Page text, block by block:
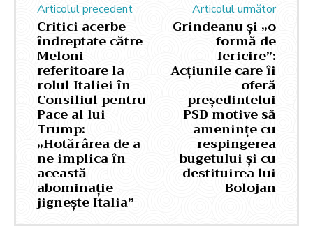
Articolul precedent
Critici acerbe
îndreptate către
Meloni
referitoare la
rolul Italiei în
Consiliul pentru
Pace al lui
Trump:
„Hotărârea de a
ne implica în
această
abominație
jignește Italia”
Articolul următor
Grindeanu și „o
formă de
fericire”:
Acțiunile care îi
oferă
președintelui
PSD motive să
amenințe cu
respingerea
bugetului și cu
destituirea lui
Bolojan